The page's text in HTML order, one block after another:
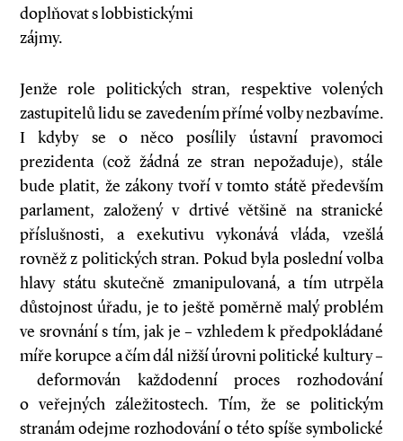
doplňovat s lobbistickými
zájmy.
Jenže role politických stran, respektive volených
zastupitelů lidu se zavedením přímé volby nezbavíme.
I kdyby se o něco posílily ústavní pravomoci
prezidenta (což žádná ze stran nepožaduje), stále
bude platit, že zákony tvoří v tomto státě především
parlament, založený v drtivé většině na stranické
příslušnosti, a exekutivu vykonává vláda, vzešlá
rovněž z politických stran. Pokud byla poslední volba
hlavy státu skutečně zmanipulovaná, a tím utrpěla
důstojnost úřadu, je to ještě poměrně malý problém
ve srovnání s tím, jak je – vzhledem k předpokládané
míře korupce a čím dál nižší úrovni politické kultury –
deformován každodenní proces rozhodování
o veřejných záležitostech. Tím, že se politickým
stranám odejme rozhodování o této spíše symbolické